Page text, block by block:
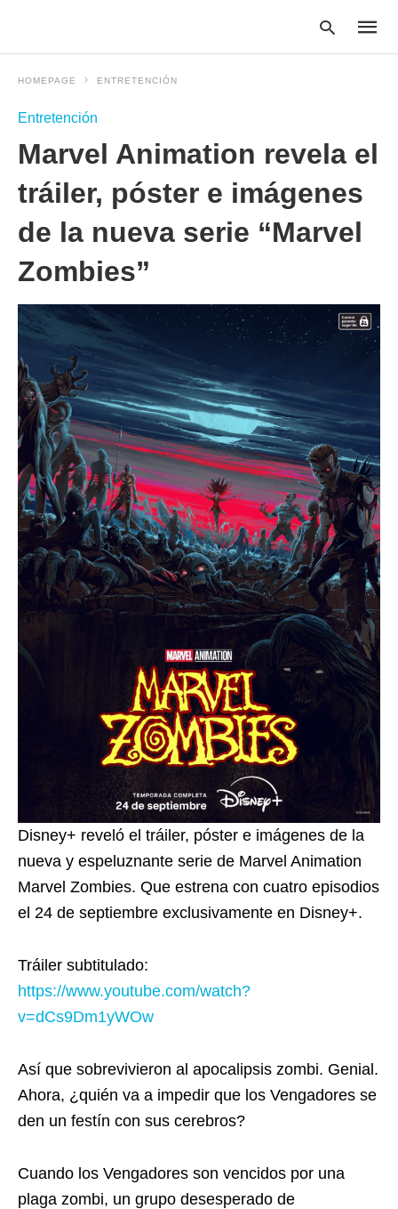
your
search
and
enter:
HOMEPAGE ENTRETENCIÓN
Entretención
Marvel Animation revela el
tráiler, póster e imágenes
de la nueva serie “Marvel
Zombies”
Disney+ reveló el tráiler, póster e imágenes de la
nueva y espeluznante serie de Marvel Animation
Marvel Zombies. Que estrena con cuatro episodios
el 24 de septiembre exclusivamente en Disney+.
Tráiler subtitulado:
https://www.youtube.com/watch?
v=dCs9Dm1yWOw
Así que sobrevivieron al apocalipsis zombi. Genial.
Ahora, ¿quién va a impedir que los Vengadores se
den un festín con sus cerebros?
Cuando los Vengadores son vencidos por una
plaga zombi, un grupo desesperado de